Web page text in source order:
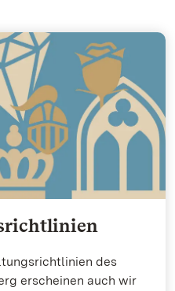
des
erscheinen auch wir